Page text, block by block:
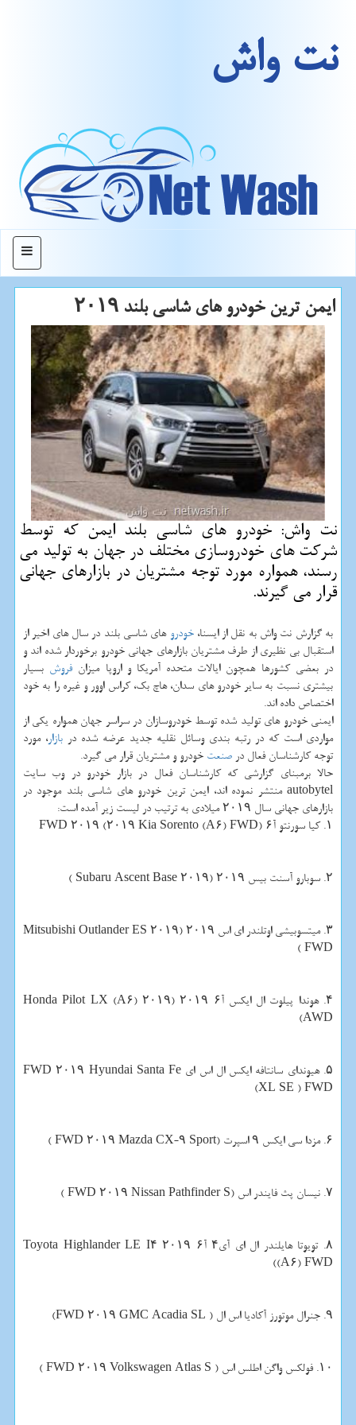
نت واش
منو
ایمن ترین خودرو های شاسی بلند ۲۰۱۹
نت واش: خودرو های شاسی بلند ایمن كه توسط
شركت های خودروسازی مختلف در جهان به تولید می
رسند، همواره مورد توجه مشتریان در بازارهای جهانی
قرار می گیرند.
به گزارش نت واش به نقل از ایسنا،خودرو های شاسی بلند در سال های اخیر از
استقبال بی نظیری از طرف مشتریان بازارهای جهانی خودرو برخوردار شده اند و
در بعضی كشورها همچون ایالات متحده آمریكا و اروپا میزان فروش بسیار
بیشتری نسبت به سایر خودرو های سدان، هاچ بك، كراس اوور و غیره را به خود
اختصاص داده اند.
ایمنی خودرو های تولید شده توسط خودروسازان در سراسر جهان همواره یكی از
مواردی است كه در رتبه بندی وسائل نقلیه جدید عرضه شده در بازار، مورد
توجه كارشناسان فعال در صنعت خودرو و مشتریان قرار می گیرد.
حالا برمبنای گزارشی كه كارشناسان فعال در بازار خودرو در وب سایت
autobytel منتشر نموده اند، ایمن ترین خودرو های شاسی بلند موجود در
بازارهای جهانی سال ۲۰۱۹ میلادی به ترتیب در لیست زیر آمده است:
۱. كیا سورنتو آ۶ FWD ۲۰۱۹ (۲۰۱۹ Kia Sorento (A۶) FWD)
۲. سوبارو آسنت بیس ۲۰۱۹ (۲۰۱۹ Subaru Ascent Base )
۳. میتسوبیشی اوتلندر ای اس ۲۰۱۹ (۲۰۱۹ Mitsubishi Outlander ES
FWD )
۴. هوندا پیلوت ال ایكس آ۶ ۲۰۱۹ (۲۰۱۹ Honda Pilot LX (A۶)
AWD)
۵. هیوندای سانتافه ایكس ال اس ای FWD ۲۰۱۹ Hyundai Santa Fe
XL SE ) FWD)
۶. مزدا سی ایكس ۹ اسپرت (FWD ۲۰۱۹ Mazda CX-۹ Sport )
۷. نیسان پث فایندر اس (FWD ۲۰۱۹ Nissan Pathfinder S )
۸. تویوتا هایلندر ال ای آی۴ آ۶ ۲۰۱۹ Toyota Highlander LE I۴
(A۶) FWD)
۹. جنرال موتورز آكادیا اس ال ( FWD ۲۰۱۹ GMC Acadia SL)
۱۰. فولكس واگن اطلس اس ( FWD ۲۰۱۹ Volkswagen Atlas S )